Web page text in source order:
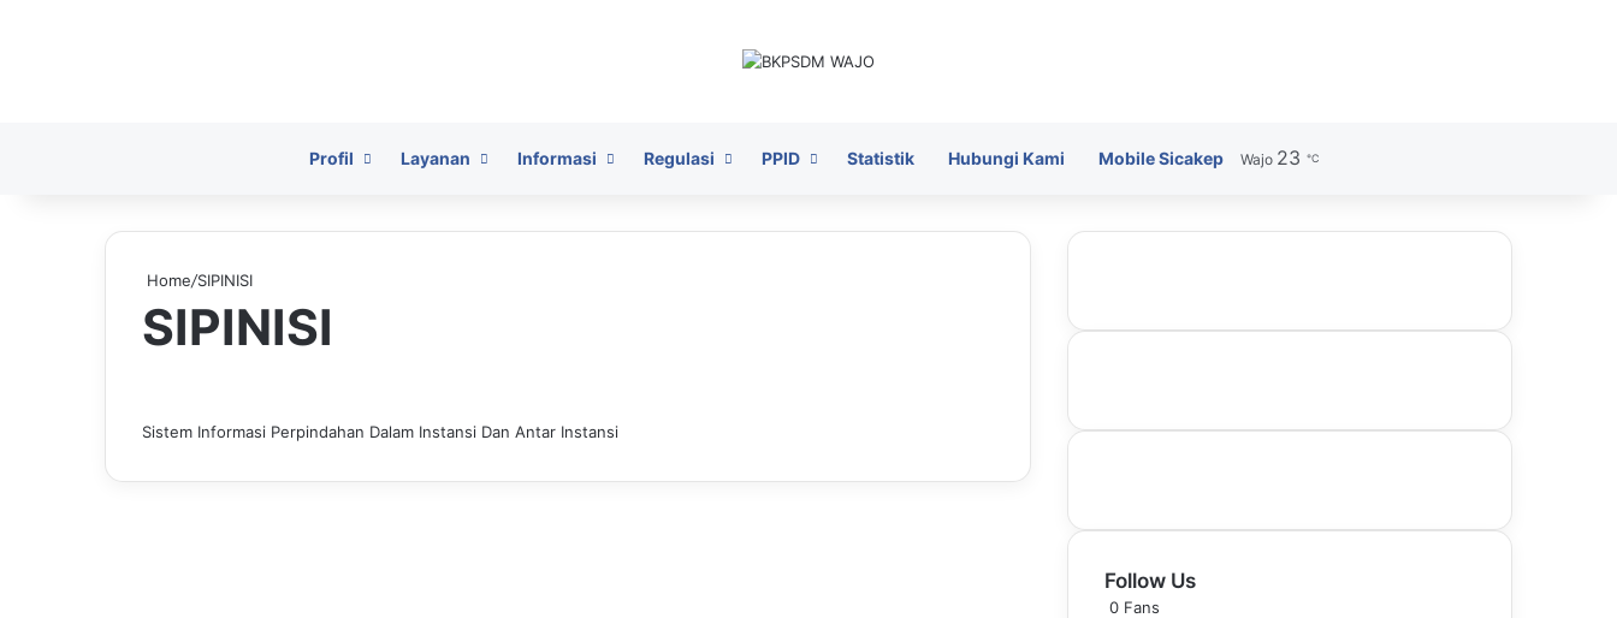
HomePage
Profil Layanan Informasi Regulasi PPID Statistik Hubungi Kami Mobile Sicakep Wajo 23 ℃
Home/SIPINISI
SIPINISI
Sistem Informasi Perpindahan Dalam Instansi Dan Antar Instansi
Follow Us
0 Fans